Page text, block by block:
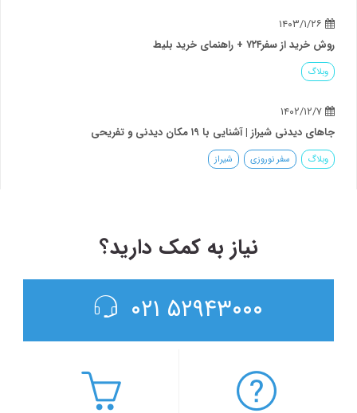
روش خرید از سفر۷۲۴ + راهنمای خرید بلیط
وبلاگ
جاهای دیدنی شیراز | آشنایی با ۱۹ مکان دیدنی و تفریحی
وبلاگ سفر نوروزی شیراز
نیاز به کمک دارید؟
۵۲۹۴۳۰۰۰ ۰۲۱